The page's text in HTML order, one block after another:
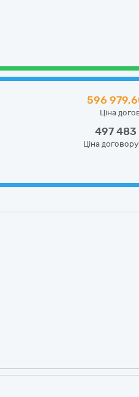
596
Ціна
497 483
Ціна